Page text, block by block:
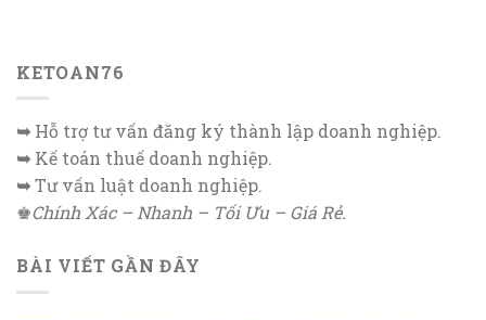
KETOAN76
➥Hỗ trợ tư vấn đăng ký thành lập doanh nghiệp.
➥Kế toán thuế doanh nghiệp.
➥Tư vấn luật doanh nghiệp.
♚Chính Xác – Nhanh – Tối Ưu – Giá Rẻ.
BÀI VIẾT GẦN ĐÂY